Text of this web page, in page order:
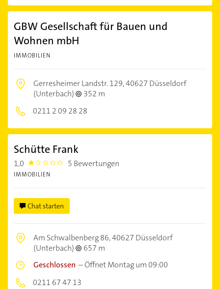
GBW Gesellschaft für Bauen und
Wohnen mbH
IMMOBILIEN
Gerresheimer Landstr. 129,40627 Düsseldorf
(Unterbach)
352 m
0211 2 09 28 28
Schütte Frank
1,0 1.0 5 Bewertungen
IMMOBILIEN
Chat starten
Am Schwalbenberg 86,40627 Düsseldorf
(Unterbach)
657 m
Geschlossen –Öffnet Montag um 09:00
0211 67 47 13